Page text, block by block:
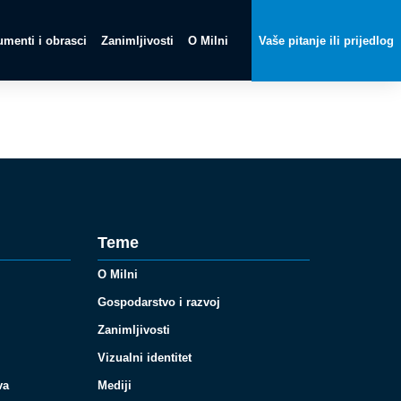
i obrasci Zanimljivosti O Milni Vaše pitanje ili prijedlog
Teme
O Milni
Gospodarstvo i razvoj
Zanimljivosti
Vizualni identitet
Mediji